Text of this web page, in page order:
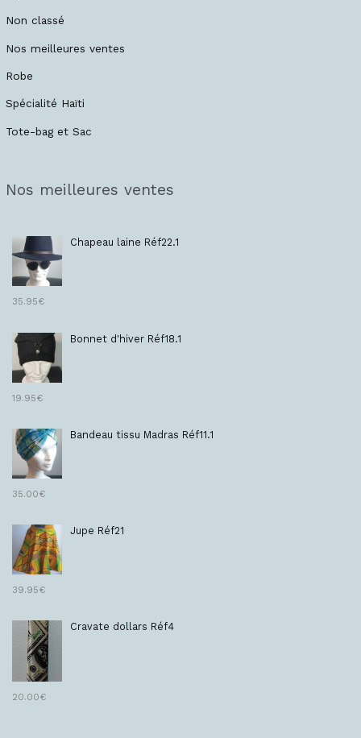
Non classé
Nos meilleures ventes
Robe
Spécialité Haïti
Tote-bag et Sac
Nos meilleures ventes
Chapeau laine Réf22.1
35.95€
Bonnet d'hiver Réf18.1
19.95€
Bandeau tissu Madras Réf11.1
35.00€
Jupe Réf21
39.95€
Cravate dollars Réf4
20.00€